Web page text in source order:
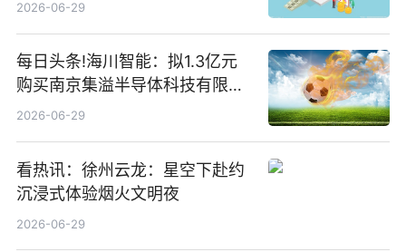
2026-06-29
每日头条!海川智能：拟1.3亿元
购买南京集溢半导体科技有限公
司15.3%股权
2026-06-29
看热讯：徐州云龙：星空下赴约
沉浸式体验烟火文明夜
2026-06-29